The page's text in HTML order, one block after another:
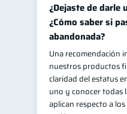
¿Dejaste de darle
¿Cómo saber si
abandonada?
Una recomendación
nuestros productos
claridad del estatus
uno y conocer todas
aplican respecto a